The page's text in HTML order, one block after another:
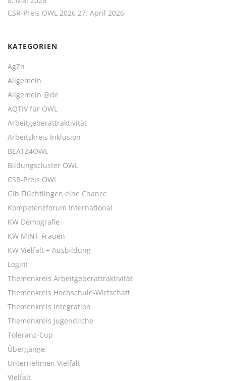
CSR-Preis OWL 2026 27. April 2026
KATEGORIEN
AgZn
Allgemein
Allgemein @de
AQTIV für OWL
Arbeitgeberattraktivität
Arbeitskreis Inklusion
BEATZ4OWL
Bildungscluster OWL
CSR-Preis OWL
Gib Flüchtlingen eine Chance
Kompetenzforum International
KW Demografie
KW MINT-Frauen
KW Vielfalt + Ausbildung
Login!
Themenkreis Arbeitgeberattraktivität
Themenkreis Hochschule-Wirtschaft
Themenkreis Integration
Themenkreis Jugendliche
Toleranz-Cup
Übergänge
Unternehmen Vielfalt
Vielfalt